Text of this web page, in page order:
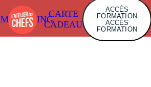
CARTE
CADEAU
ACCÈS
FORMATION
ACCÈS
FORMATION